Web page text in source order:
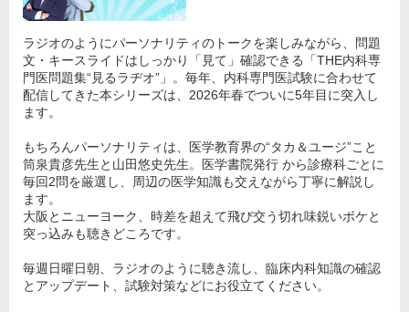
ラジオのようにパーソナリティのトークを楽しみながら、問題
文・キースライドはしっかり「見て」確認できる「THE内科専
門医問題集“見るラヂオ”」。毎年、内科専門医試験に合わせて
配信してきた本シリーズは、2026年春でついに5年目に突入し
ます。
もちろんパーソナリティは、医学教育界の“タカ＆ユージ”こと
筒泉貴彦先生と山田悠史先生。医学書院発行 から診療科ごとに
毎回2問を厳選し、周辺の医学知識も交えながら丁寧に解説し
ます。
大阪とニューヨーク、時差を超えて飛び交う切れ味鋭いボケと
突っ込みも聴きどころです。
毎週日曜日朝、ラジオのように聴き流し、臨床内科知識の確認
とアップデート、試験対策などにお役立てください。